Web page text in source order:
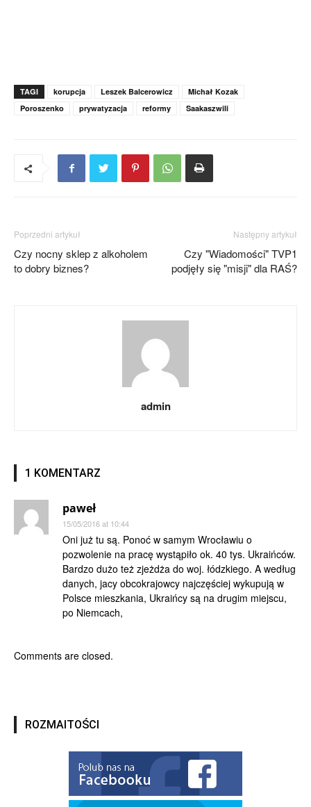
TAGI korupcja Leszek Balcerowicz
Michał Kozak
Poroszenko
prywatyzacja reformy Saakaszwili
Poprzedni artykuł
Czy nocny sklep z alkoholem
to dobry biznes?
Następny artykuł
Czy "Wiadomości" TVP1
podjęły się "misji" dla RAŚ?
admin
1 KOMENTARZ
paweł
15/05/2016 at 10:44
Oni już tu są. Ponoć w samym Wrocławiu o
pozwolenie na pracę wystąpiło ok. 40 tys. Ukraińców.
Bardzo dużo też zjeżdża do woj. łódzkiego. A według
danych, jacy obcokrajowcy najczęściej wykupują w
Polsce mieszkania, Ukraińcy są na drugim miejscu,
po Niemcach,
Comments are closed.
ROZMAITOŚCI